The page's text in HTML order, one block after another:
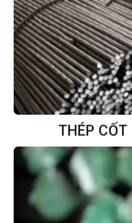
THÉP CỐT